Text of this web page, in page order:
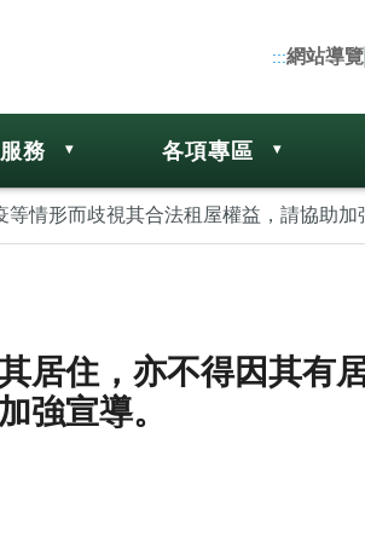
:::網站導覽
務 各項專區
情形而歧視其合法租屋權益，請協助加
居住，亦不得因其有
強宣導。